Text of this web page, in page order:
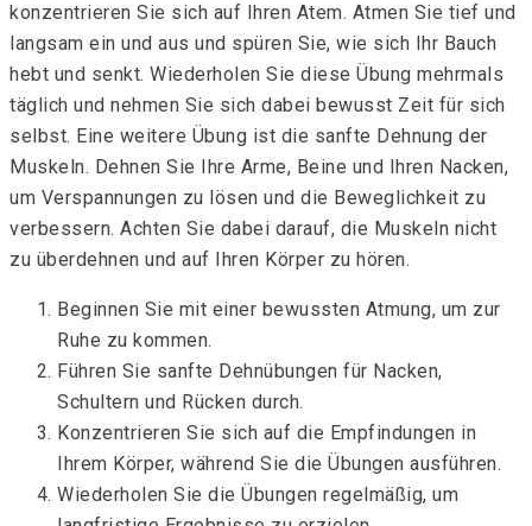
konzentrieren Sie sich auf Ihren Atem. Atmen Sie tief und
langsam ein und aus und spüren Sie, wie sich Ihr Bauch
hebt und senkt. Wiederholen Sie diese Übung mehrmals
täglich und nehmen Sie sich dabei bewusst Zeit für sich
selbst. Eine weitere Übung ist die sanfte Dehnung der
Muskeln. Dehnen Sie Ihre Arme, Beine und Ihren Nacken,
um Verspannungen zu lösen und die Beweglichkeit zu
verbessern. Achten Sie dabei darauf, die Muskeln nicht
zu überdehnen und auf Ihren Körper zu hören.
Beginnen Sie mit einer bewussten Atmung, um zur
Ruhe zu kommen.
Führen Sie sanfte Dehnübungen für Nacken,
Schultern und Rücken durch.
Konzentrieren Sie sich auf die Empfindungen in
Ihrem Körper, während Sie die Übungen ausführen.
Wiederholen Sie die Übungen regelmäßig, um